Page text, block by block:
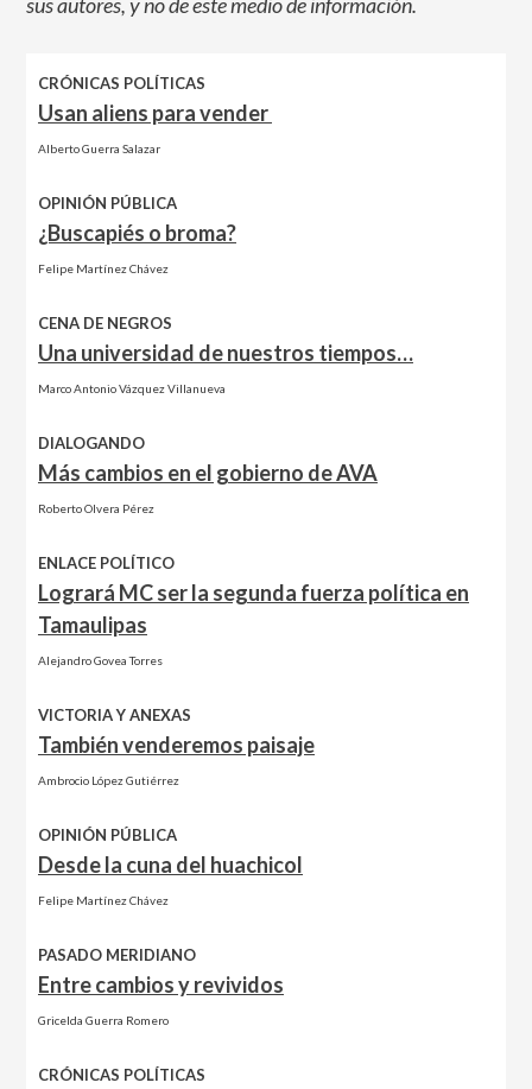
CRÓNICAS POLÍTICAS
Usan aliens para vender
Alberto Guerra Salazar
OPINIÓN PÚBLICA
¿Buscapiés o broma?
Felipe Martínez Chávez
CENA DE NEGROS
Una universidad de nuestros tiempos…
Marco Antonio Vázquez Villanueva
DIALOGANDO
Más cambios en el gobierno de AVA
Roberto Olvera Pérez
ENLACE POLÍTICO
Logrará MC ser la segunda fuerza política en
Tamaulipas
Alejandro Govea Torres
VICTORIA Y ANEXAS
También venderemos paisaje
Ambrocio López Gutiérrez
OPINIÓN PÚBLICA
Desde la cuna del huachicol
Felipe Martínez Chávez
PASADO MERIDIANO
Entre cambios y revividos
Gricelda Guerra Romero
CRÓNICAS POLÍTICAS